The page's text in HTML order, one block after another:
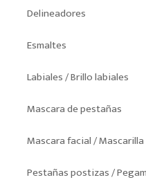
Delineadores
Esmaltes
Labiales / Brillo labiales
Mascara de pestañas
Mascara facial / Mascarilla
Pestañas postizas /